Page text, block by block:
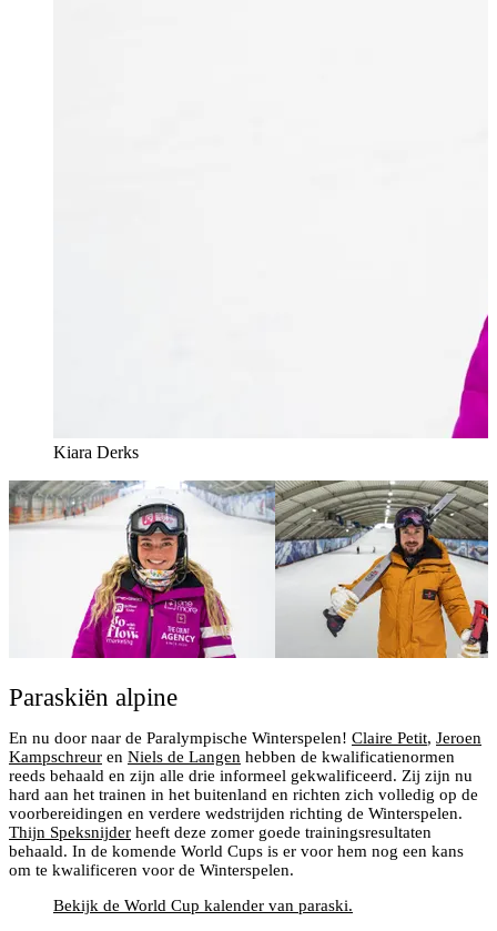
Kiara Derks
Paraskiën alpine
En nu door naar de Paralympische Winterspelen! Claire Petit, Jeroen
Kampschreur en Niels de Langen hebben de kwalificatienormen
reeds behaald en zijn alle drie informeel gekwalificeerd. Zij zijn nu
hard aan het trainen in het buitenland en richten zich volledig op de
voorbereidingen en verdere wedstrijden richting de Winterspelen.
Thijn Speksnijder heeft deze zomer goede trainingsresultaten
behaald. In de komende World Cups is er voor hem nog een kans
om te kwalificeren voor de Winterspelen.
Bekijk de World Cup kalender van paraski.